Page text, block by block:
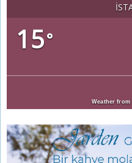
15°
Weather from